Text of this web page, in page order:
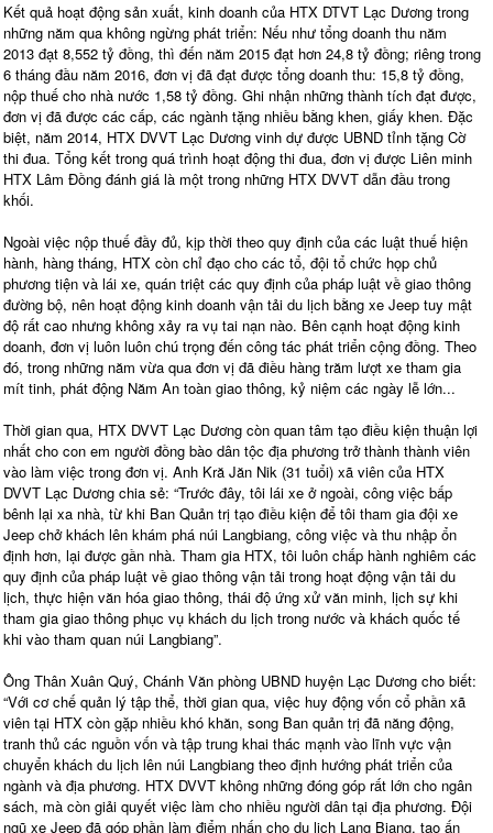
Kết quả hoạt động sản xuất, kinh doanh của HTX DTVT Lạc Dương trong
những năm qua không ngừng phát triển: Nếu như tổng doanh thu năm
2013 đạt 8,552 tỷ đồng, thì đến năm 2015 đạt hơn 24,8 tỷ đồng; riêng trong
6 tháng đầu năm 2016, đơn vị đã đạt được tổng doanh thu: 15,8 tỷ đồng,
nộp thuế cho nhà nước 1,58 tỷ đồng. Ghi nhận những thành tích đạt được,
đơn vị đã được các cấp, các ngành tặng nhiều bằng khen, giấy khen. Ðặc
biệt, năm 2014, HTX DVVT Lạc Dương vinh dự được UBND tỉnh tặng Cờ
thi đua. Tổng kết trong quá trình hoạt động thi đua, đơn vị được Liên minh
HTX Lâm Ðồng đánh giá là một trong những HTX DVVT dẫn đầu trong
khối.
Ngoài việc nộp thuế đầy đủ, kịp thời theo quy định của các luật thuế hiện
hành, hàng tháng, HTX còn chỉ đạo cho các tổ, đội tổ chức họp chủ
phương tiện và lái xe, quán triệt các quy định của pháp luật về giao thông
đường bộ, nên hoạt động kinh doanh vận tải du lịch bằng xe Jeep tuy mật
độ rất cao nhưng không xảy ra vụ tai nạn nào. Bên cạnh hoạt động kinh
doanh, đơn vị luôn luôn chú trọng đến công tác phát triển cộng đồng. Theo
đó, trong những năm vừa qua đơn vị đã điều hàng trăm lượt xe tham gia
mít tinh, phát động Năm An toàn giao thông, kỷ niệm các ngày lễ lớn...
Thời gian qua, HTX DVVT Lạc Dương còn quan tâm tạo điều kiện thuận lợi
nhất cho con em người đồng bào dân tộc địa phương trở thành thành viên
vào làm việc trong đơn vị. Anh Kră Jăn Nik (31 tuổi) xã viên của HTX
DVVT Lạc Dương chia sẻ: “Trước đây, tôi lái xe ở ngoài, công việc bấp
bênh lại xa nhà, từ khi Ban Quản trị tạo điều kiện để tôi tham gia đội xe
Jeep chở khách lên khám phá núi Langbiang, công việc và thu nhập ổn
định hơn, lại được gần nhà. Tham gia HTX, tôi luôn chấp hành nghiêm các
quy định của pháp luật về giao thông vận tải trong hoạt động vận tải du
lịch, thực hiện văn hóa giao thông, thái độ ứng xử văn minh, lịch sự khi
tham gia giao thông phục vụ khách du lịch trong nước và khách quốc tế
khi vào tham quan núi Langbiang”.
Ông Thân Xuân Quý, Chánh Văn phòng UBND huyện Lạc Dương cho biết:
“Với cơ chế quản lý tập thể, thời gian qua, việc huy động vốn cổ phần xã
viên tại HTX còn gặp nhiều khó khăn, song Ban quản trị đã năng động,
tranh thủ các nguồn vốn và tập trung khai thác mạnh vào lĩnh vực vận
chuyển khách du lịch lên núi Langbiang theo định hướng phát triển của
ngành và địa phương. HTX DVVT không những đóng góp rất lớn cho ngân
sách, mà còn giải quyết việc làm cho nhiều người dân tại địa phương. Đội
ngũ xe Jeep đã góp phần làm điểm nhấn cho du lịch Lang Biang, tạo ấn